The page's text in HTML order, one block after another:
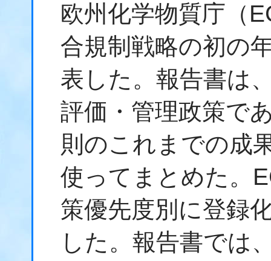
欧州化学物質庁（
合規制戦略の初の
表した。報告書は
評価・管理政策で
則のこれまでの成
使ってまとめた。
策優先度別に登録
した。報告書では